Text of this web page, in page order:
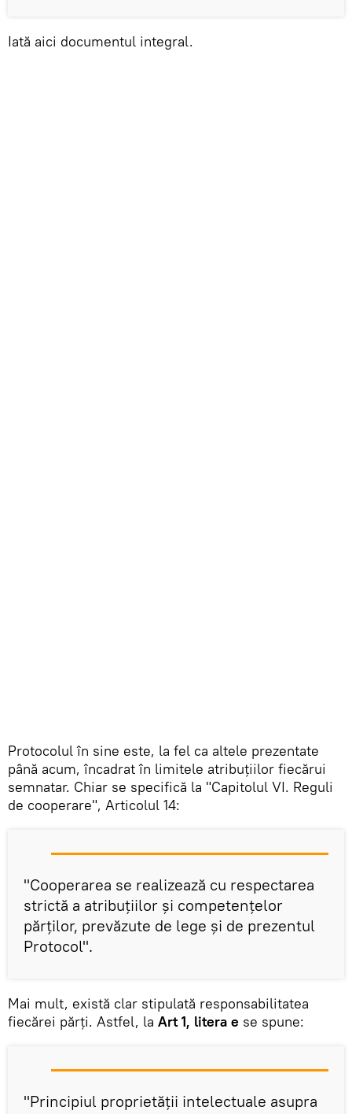
Iată aici documentul integral.
Protocolul în sine este, la fel ca altele prezentate
până acum, încadrat în limitele atribuțiilor fiecărui
semnatar. Chiar se specifică la "Capitolul VI. Reguli
de cooperare", Articolul 14:
"Cooperarea se realizează cu respectarea
strictă a atribuţiilor şi competenţelor
părţilor, prevăzute de lege şi de prezentul
Protocol".
Mai mult, există clar stipulată responsabilitatea
fiecărei părți. Astfel, la Art 1, litera e se spune:
"Principiul proprietăţii intelectuale asupra